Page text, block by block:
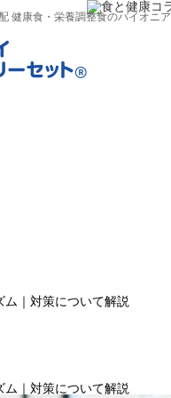
健康食・栄養調整食のパイオニア
｜対策について解説
｜対策について解説